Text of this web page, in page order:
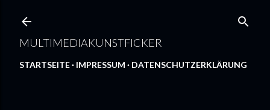
MULTIMEDIAKUNSTFICKER
STARTSEITE IMPRESSUM DATENSCHUTZERKLÄRUNG